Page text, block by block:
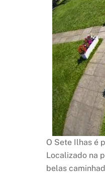
O Sete Ilhas é
Localizado na
belas